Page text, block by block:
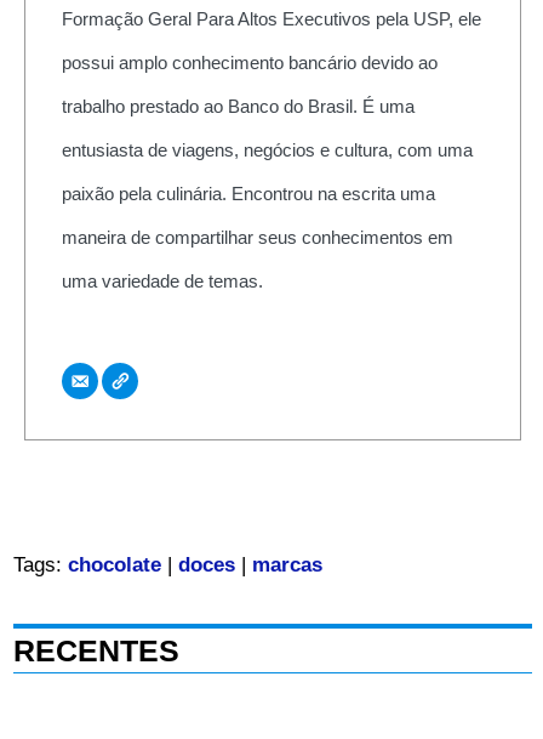
Formação Geral Para Altos Executivos pela USP, ele
possui amplo conhecimento bancário devido ao
trabalho prestado ao Banco do Brasil. É uma
entusiasta de viagens, negócios e cultura, com uma
paixão pela culinária. Encontrou na escrita uma
maneira de compartilhar seus conhecimentos em
uma variedade de temas.
Tags: chocolate| doces| marcas
RECENTES